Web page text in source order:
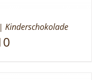
Kinderschokolade